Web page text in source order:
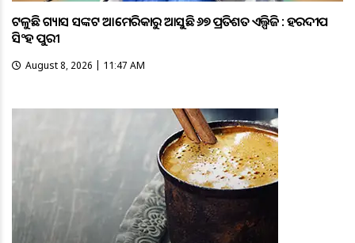
ଟଳୁଛି ଗ୍ୟାସ ସଙ୍କଟ ଆମେରିକାରୁ ଆସୁଛି ୬୭ ପ୍ରତିଶତ ଏଲ୍ପିଜି : ହରଦୀପ
ସିଂହ ପୁରୀ
August 8, 2026 | 11:47 AM